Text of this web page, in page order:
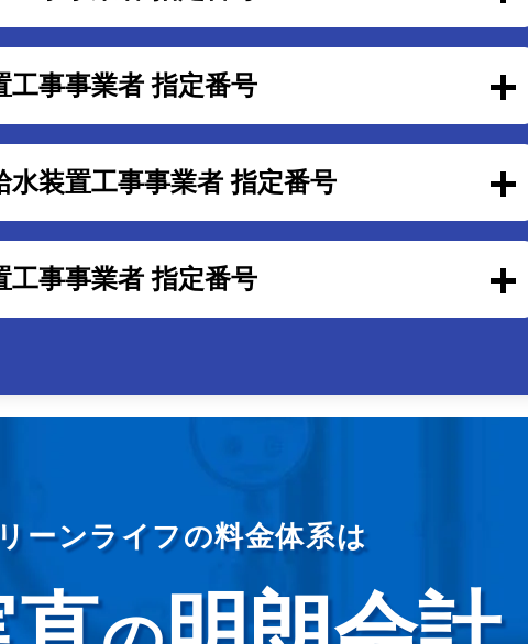
工事事業者 指定番号
水装置工事事業者 指定番号
工事事業者 指定番号
ーンライフの料金体系は